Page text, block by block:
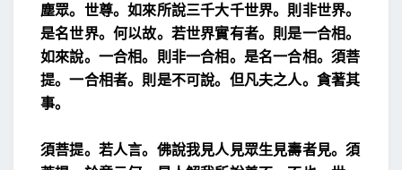
塵眾。世尊。如來所說三千大千世界。則非世界。
是名世界。 何以故。若世界實有者。則是一合相。
如來說。一合相。則非一合相。是名一合相。須菩
提。一合相者。則是不可說。 但凡夫之人。貪著其
事。
須菩提。若人言。佛說我見人見眾生見壽者見。須